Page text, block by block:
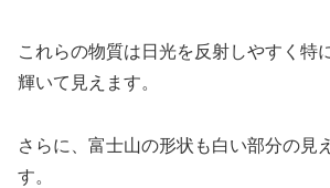
これらの物質は日光を反射しやすく特
輝いて見えます。
さらに、富士山の形状も白い部分の見
す。